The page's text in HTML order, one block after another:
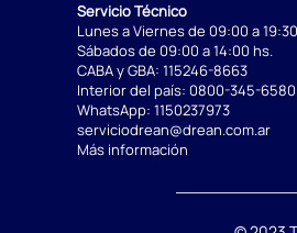
Servicio Técnico
Lunes a Viernes de 09:00 a
Sábados de 09:00 a 14:00 hs.
CABA y GBA: 115246-8663
Interior del país: 0800-345-6580
WhatsApp: 1150237973
serviciodrean@drean.com.ar
Más información